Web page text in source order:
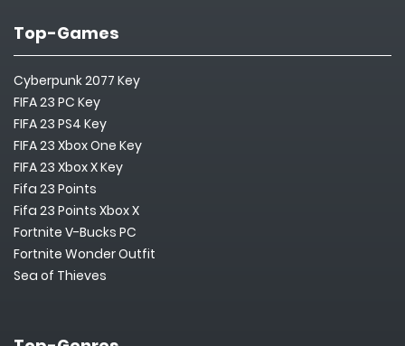
Top-Games
Cyberpunk 2077 Key
FIFA 23 PC Key
FIFA 23 PS4 Key
FIFA 23 Xbox One Key
FIFA 23 Xbox X Key
Fifa 23 Points
Fifa 23 Points Xbox X
Fortnite V-Bucks PC
Fortnite Wonder Outfit
Sea of Thieves